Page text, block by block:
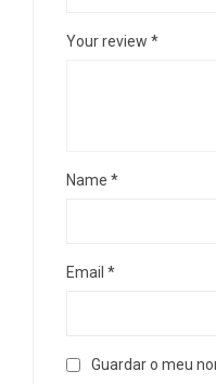
Your review *
Name *
Email *
Guardar o meu